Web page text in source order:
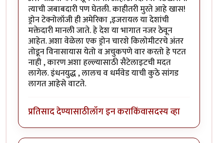
त्याची जबाबदारी पण घेतली. काहीतरी मुरते आहे खास!
ड्रोन टेक्नोलॉजी ही अमेरिका ,इजरायल या देशांची
मक्तेदारी मानली जाते. हे देश या भागात नजर ठेवून
आहेत. अशा वेळेला एक ड्रोन चारशे किलोमीटरचे अंतर
तोडून विनासायास येतो व अचुकपणे वार करतो हे पटत
नाही , कारण अशा हल्ल्यासाठी सैटेलाइटची मदत
लागेल. इंधनयुद्ध , लालच व धर्मवेड याची कुठे सांगड
लागत आहेसे वाटते.
प्रतिसाद देण्यासाठीलॉग इन कराकिंवासदस्य व्हा